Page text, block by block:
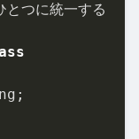
とつに統⼀する